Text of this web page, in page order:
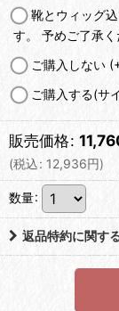
靴とウィッグ
す。 予めご了承く
ご購入しない
ご購入する(サ
販売価格:
(税込: 12,936円)
数量:
返品特約に関す